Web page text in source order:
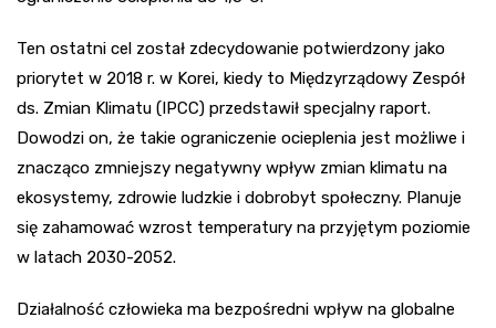
Ten ostatni cel został zdecydowanie potwierdzony jako
priorytet w 2018 r. w Korei, kiedy to Międzyrządowy Zespół
ds. Zmian Klimatu (IPCC) przedstawił specjalny raport.
Dowodzi on, że takie ograniczenie ocieplenia jest możliwe i
znacząco zmniejszy negatywny wpływ zmian klimatu na
ekosystemy, zdrowie ludzkie i dobrobyt społeczny. Planuje
się zahamować wzrost temperatury na przyjętym poziomie
w latach 2030-2052.
Działalność człowieka ma bezpośredni wpływ na globalne